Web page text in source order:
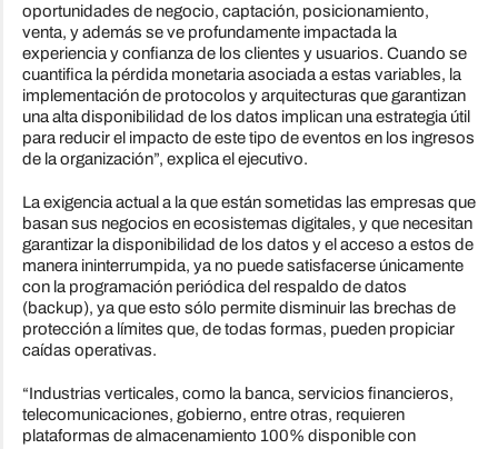
oportunidades de negocio, captación, posicionamiento,
venta, y además se ve profundamente impactada la
experiencia y confianza de los clientes y usuarios. Cuando se
cuantifica la pérdida monetaria asociada a estas variables, la
implementación de protocolos y arquitecturas que garantizan
una alta disponibilidad de los datos implican una estrategia útil
para reducir el impacto de este tipo de eventos en los ingresos
de la organización”, explica el ejecutivo.
La exigencia actual a la que están sometidas las empresas que
basan sus negocios en ecosistemas digitales, y que necesitan
garantizar la disponibilidad de los datos y el acceso a estos de
manera ininterrumpida, ya no puede satisfacerse únicamente
con la programación periódica del respaldo de datos
(backup), ya que esto sólo permite disminuir las brechas de
protección a límites que, de todas formas, pueden propiciar
caídas operativas.
“Industrias verticales, como la banca, servicios financieros,
telecomunicaciones, gobierno, entre otras, requieren
plataformas de almacenamiento 100% disponible con